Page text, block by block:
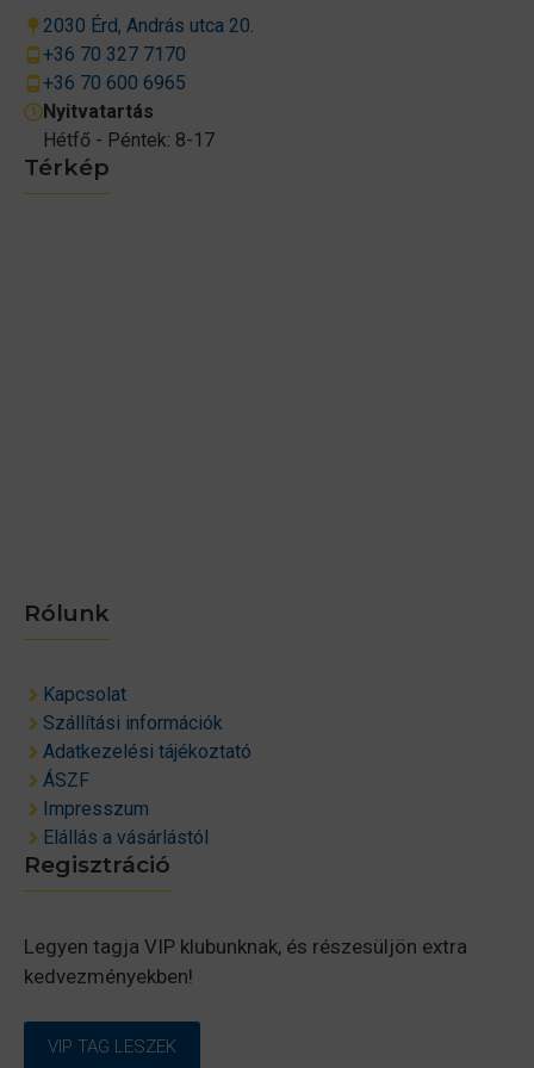
Térkép
Rólunk
Kapcsolat
Szállítási információk
Adatkezelési tájékoztató
ÁSZF
Impresszum
Elállás a vásárlástól
2030 Érd, András utca 20.
+36 70 327 7170
+36 70 600 6965
Nyitvatartás
Hétfő - Péntek: 8-17
Regisztráció
Legyen tagja VIP klubunknak, és részesüljön extra
kedvezményekben!
VIP TAG LESZEK